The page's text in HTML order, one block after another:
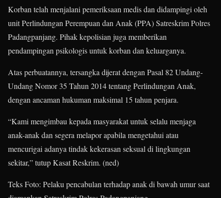
Korban telah menjalani pemeriksaan medis dan didampingi oleh
unit Perlindungan Perempuan dan Anak (PPA) Satreskrim Polres
Padangpanjang. Pihak kepolisian juga memberikan
pendampingan psikologis untuk korban dan keluarganya.
Atas perbuatannya, tersangka dijerat dengan Pasal 82 Undang-
Undang Nomor 35 Tahun 2014 tentang Perlindungan Anak,
dengan ancaman hukuman maksimal 15 tahun penjara.
“Kami mengimbau kepada masyarakat untuk selalu menjaga
anak-anak dan segera melapor apabila mengetahui atau
mencurigai adanya tindak kekerasan seksual di lingkungan
sekitar,” tutup Kasat Reskrim. (ned)
Teks Foto: Pelaku pencabulan terhadap anak di bawah umur saat